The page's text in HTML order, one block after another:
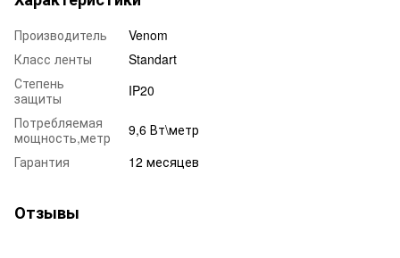
Производитель
Venom
Класс ленты
Standart
Степень
защиты
IP20
Потребляемая
мощность,метр
9,6 Вт\метр
Гарантия
12 месяцев
Отзывы